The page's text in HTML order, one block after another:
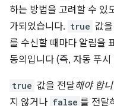
하는 방법을 고려할 수 있
가되었습니다. true 값
를 수신할 때마다 알림을
동의입니다 (즉, 자동 푸시
true 값을 전달해야 합
지 않거나 false 를 전달